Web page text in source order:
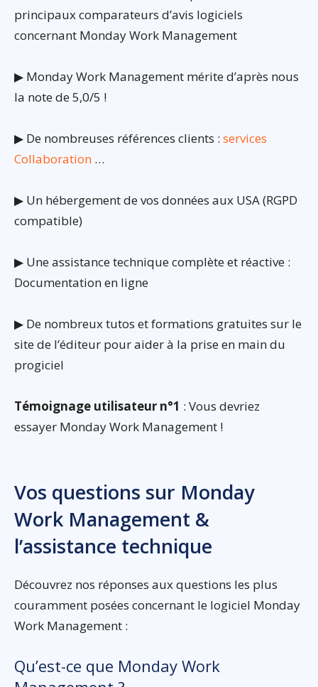
principaux comparateurs d’avis logiciels
concernant Monday Work Management
▶ Monday Work Management mérite d’après nous
la note de 5,0/5 !
▶ De nombreuses références clients : services
Collaboration …
▶ Un hébergement de vos données aux USA (RGPD
compatible)
▶ Une assistance technique complète et réactive :
Documentation en ligne
▶ De nombreux tutos et formations gratuites sur le
site de l’éditeur pour aider à la prise en main du
progiciel
Témoignage utilisateur n°1 : Vous devriez
essayer Monday Work Management !
Vos questions sur Monday
Work Management &
l’assistance technique
Découvrez nos réponses aux questions les plus
couramment posées concernant le logiciel Monday
Work Management :
Qu’est-ce que Monday Work